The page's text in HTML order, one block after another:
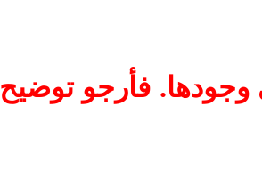
وجودها. فأرجو توضيح